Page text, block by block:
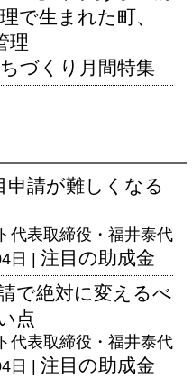
で生まれた町、
理
づくり月間特集
申請が難しくなる
代表取締役・福井泰代
日 | 注目の助成金
で絶対に変えるべ
点
代表取締役・福井泰代
日 | 注目の助成金